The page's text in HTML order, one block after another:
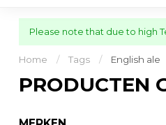
Please note that due to high
Home / Tags / English ale
PRODUCTEN